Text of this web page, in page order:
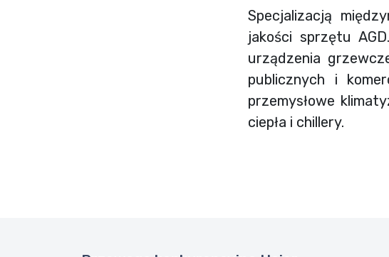
Specjalizacją
jakości sprzętu
urządzenia
publicznych i
przemysłowe
ciepła i chillery.